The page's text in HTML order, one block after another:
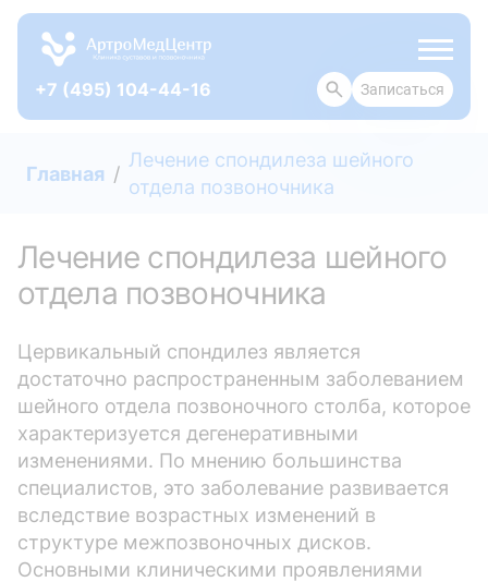
+7 (495) 104-44-16 Записаться
Главная
Лечение спондилеза шейного
отдела позвоночника
Лечение спондилеза шейного
отдела позвоночника
Цервикальный спондилез является
достаточно распространенным заболеванием
шейного отдела позвоночного столба, которое
характеризуется дегенеративными
изменениями. По мнению большинства
специалистов, это заболевание развивается
вследствие возрастных изменений в
структуре межпозвоночных дисков.
Основными клиническими проявлениями